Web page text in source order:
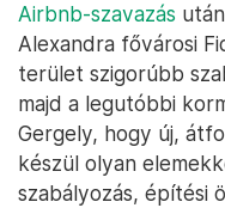
Airbnb-szavazás után
Alexandra fővárosi
terület szigorúbb
majd a legutóbbi
Gergely, hogy új,
készül olyan
szabályozás, építési